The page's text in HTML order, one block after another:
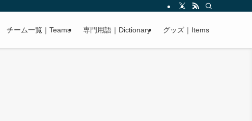
チーム一覧｜Teams 専門用語｜Dictionary グッズ｜Items